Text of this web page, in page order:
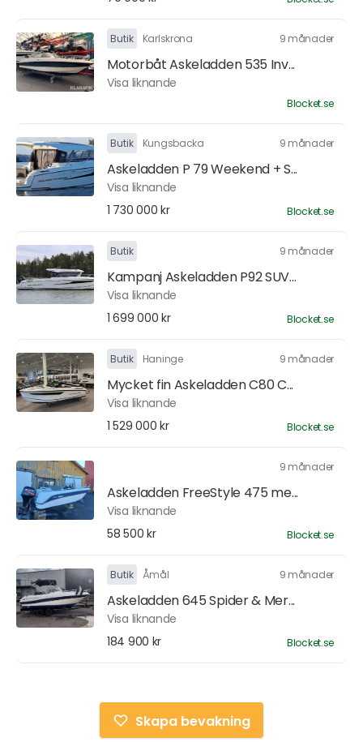
Butik Karlskrona 9 månader
Motorbåt Askeladden 535 Inv...
Visa liknande
Blocket.se
Butik Kungsbacka 9 månader
Askeladden P 79 Weekend + S...
Visa liknande
1 730 000 kr
Blocket.se
Butik 9 månader
Kampanj Askeladden P92 SUV...
Visa liknande
1 699 000 kr
Blocket.se
Butik Haninge 9 månader
Mycket fin Askeladden C80 C...
Visa liknande
1 529 000 kr
Blocket.se
9 månader
Askeladden FreeStyle 475 me...
Visa liknande
58 500 kr
Blocket.se
Butik Åmål 9 månader
Askeladden 645 Spider & Mer...
Visa liknande
184 900 kr
Blocket.se
Skapa bevakning